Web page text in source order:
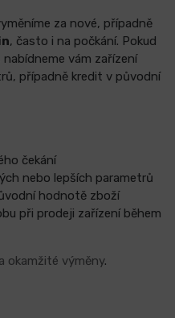
za nové, případně
, často i na počkání. Pokud
vám zařízení
případně kredit v původní
čekání
nebo lepších parametrů
hodnotě zboží
při prodeji zařízení během
okamžité výměny.